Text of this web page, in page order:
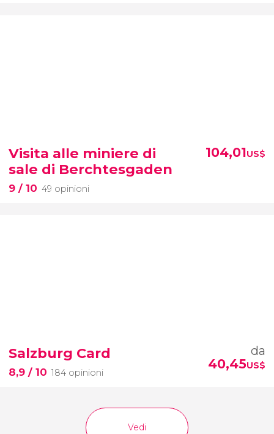
Visita alle miniere di
sale di Berchtesgaden
9 / 10 49 opinioni
104,01US$
Salzburg Card
8,9 / 10 184 opinioni
da
40,45US$
Vedi